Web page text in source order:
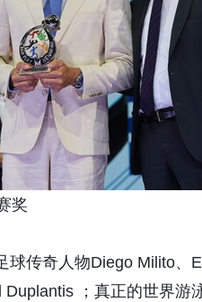
奖
球传奇人物Diego Milito
；真正的世界